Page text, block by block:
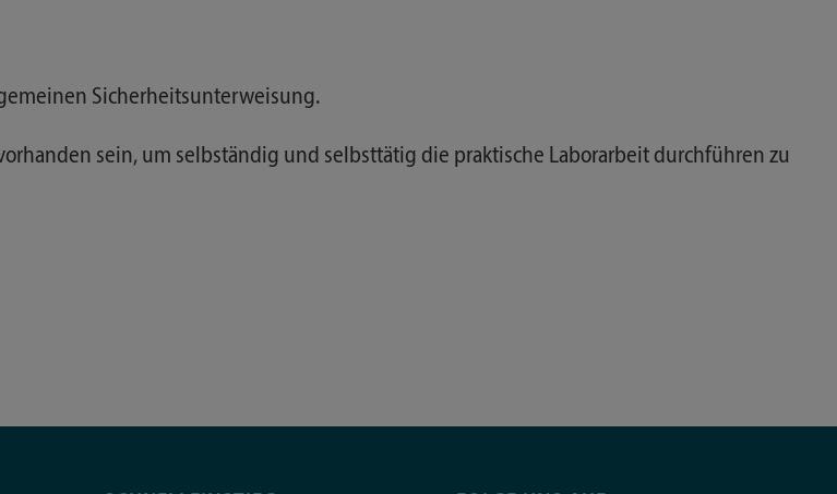
Sicherheitsunterweisung.
sein, um selbständig und selbsttätig die praktische Laborarbeit durchführen zu